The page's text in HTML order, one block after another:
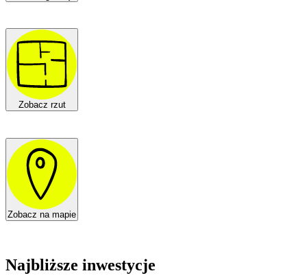
Zobacz rzut
Zobacz na mapie
Najbliższe inwestycje